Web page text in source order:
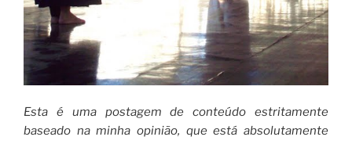
Esta é uma postagem de conteúdo estritamente
baseado na minha opinião, que está absolutamente